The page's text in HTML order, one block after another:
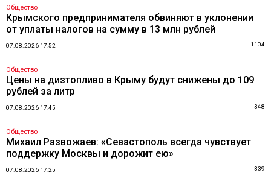
Общество
Крымского предпринимателя обвиняют в уклонении
от уплаты налогов на сумму в 13 млн рублей
07.08.2026 17:52 1104
Общество
Цены на дизтопливо в Крыму будут снижены до 109
рублей за литр
07.08.2026 17:45 348
Общество
Михаил Развожаев: «Севастополь всегда чувствует
поддержку Москвы и дорожит ею»
07.08.2026 17:25 339